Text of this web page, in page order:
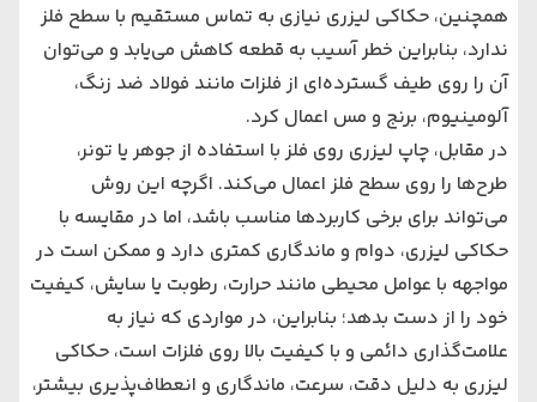
همچنین، حکاکی لیزری نیازی به تماس مستقیم با سطح فلز
ندارد، بنابراین خطر آسیب به قطعه کاهش می‌یابد و می‌توان
آن را روی طیف گسترده‌ای از فلزات مانند فولاد ضد زنگ،
آلومینیوم، برنج و مس اعمال کرد.
در مقابل، چاپ لیزری روی فلز با استفاده از جوهر یا تونر،
طرح‌ها را روی سطح فلز اعمال می‌کند. اگرچه این روش
می‌تواند برای برخی کاربردها مناسب باشد، اما در مقایسه با
حکاکی لیزری، دوام و ماندگاری کمتری دارد و ممکن است در
مواجهه با عوامل محیطی مانند حرارت، رطوبت یا سایش، کیفیت
خود را از دست بدهد؛ بنابراین، در مواردی که نیاز به
علامت‌گذاری دائمی و با کیفیت بالا روی فلزات است، حکاکی
لیزری به دلیل دقت، سرعت، ماندگاری و انعطاف‌پذیری بیشتر،